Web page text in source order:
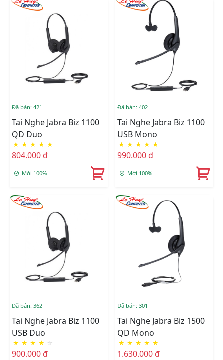
Đã bán: 421
Tai Nghe Jabra Biz 1100
QD Duo
★ ★ ★ ★ ★
804.000 đ
Mới 100%
Đã bán: 402
Tai Nghe Jabra Biz 1100
USB Mono
★ ★ ★ ★ ★
990.000 đ
Mới 100%
Đã bán: 362
Tai Nghe Jabra Biz 1100
USB Duo
★ ★ ★ ★ ☆
900.000 đ
Đã bán: 301
Tai Nghe Jabra Biz 1500
QD Mono
★ ★ ★ ★ ★
1.630.000 đ